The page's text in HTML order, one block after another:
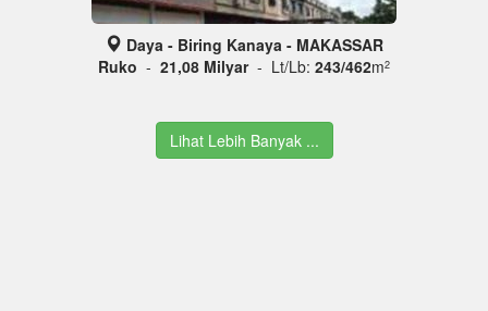
Daya - Biring Kanaya - MAKASSAR
Ruko - 21,08 Milyar - Lt/Lb: 243/462m2
Lihat Lebih Banyak ...